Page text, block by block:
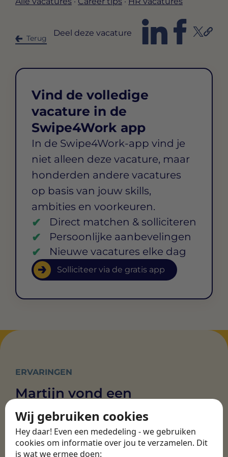
Wij gebruiken cookies
Hey daar! Even een mededeling - we gebruiken
cookies om informatie over jou te verzamelen. Dit
is wat we ermee doen:
Terug
Deel deze vacature
Vind de volledige
vacature in de
Swipe4Work app
In de Swipe4Work-app vind je
niet alleen deze vacature, maar
honderden andere vacatures
op basis van jouw skills,
ambities en voorkeuren.
Direct matchen & solliciteren
Persoonlijke aanbevelingen
Nieuwe vacatures elke dag
Solliciteer via de gratis app
ERVARINGEN
Martijn vond een
nieuwe baan bij
CBEE